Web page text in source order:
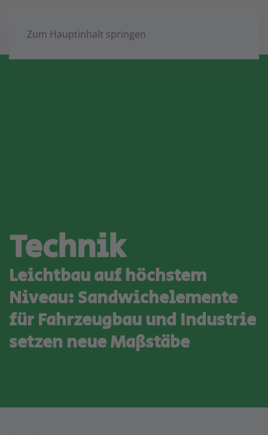
Zum Hauptinhalt springen
Technik
Leichtbau auf höchstem
Niveau: Sandwichelemente
für Fahrzeugbau und Industrie
setzen neue Maßstäbe